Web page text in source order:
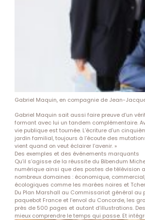
Gabriel Maquin, en compagnie de Jean-
Gabriel Maquin sait aussi faire preuve d’un
formant avec lui un tandem complémentaire.
vie publique est tournée. L’écriture d’un
jardin familial, toujours à l’écoute des
vient quand on veut éclairer l’avenir. »
Des exemples et des événements marquants
Qu’il s’agisse de la réussite du Bibendum
numérique ainsi que des postes de télévision
nombreux domaines : économique,
écologiques comme les marées noires et
Du Plan Marshall au Commissariat général
paquebot France et l’envol du Concorde, les
près de 500 pages et autant d’illustrations.
mieux comprendre le temps qui passe. Et